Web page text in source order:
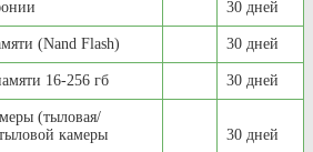
30 дней
(Nand Flash) 30 дней
16-256 гб 30 дней
(тыловая/
камеры
30 дней